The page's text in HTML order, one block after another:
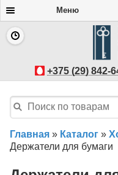
Меню
+375 (29) 842-
Главная » Каталог »
Держатели для бумаги